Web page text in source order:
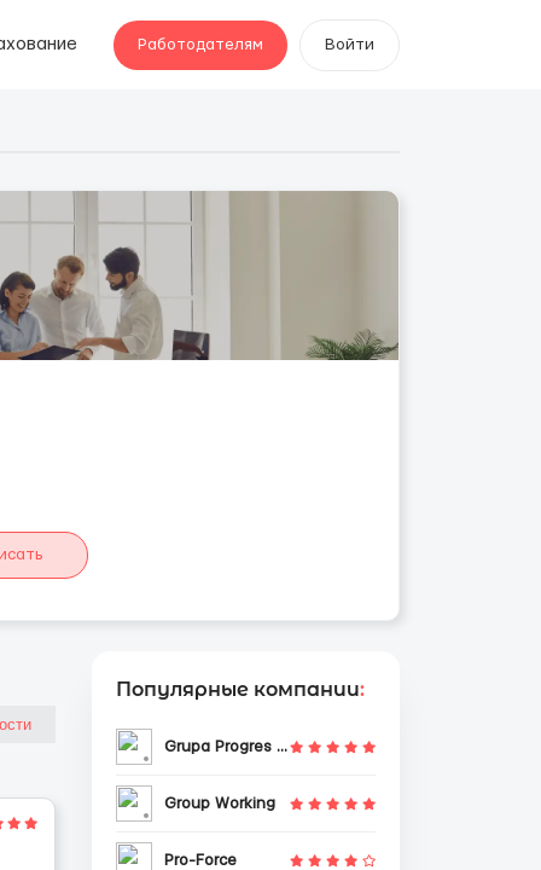
Работодателям Войти
Популярные компании:
Grupa Progres Sp. z o.o.
Group Working
Pro-Force